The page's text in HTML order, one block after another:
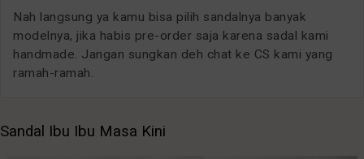
Nah langsung ya kamu bisa pilih sandalnya banyak
modelnya, jika habis pre-order saja karena sadal kami
handmade. Jangan sungkan deh chat ke CS kami yang
ramah-ramah.
Sandal Ibu Ibu Masa Kini